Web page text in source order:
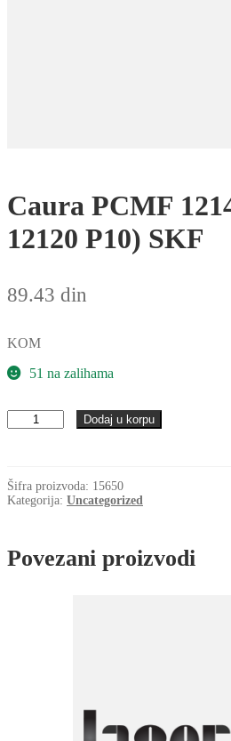
Caura PCMF
12120 P10) SKF
89.43 din
KOM
51 na zalihama
Caura
PCMF
(PAF
12120
Dodaj u korpu
Šifra proizvoda: 15650
Kategorija: Uncategorized
Povezani proizvodi